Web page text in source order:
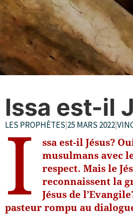
Issa est-il
LES PROPHÈTES 25 MARS 2022
I
ssa est-il Jésus?
musulmans avec
respect. Mais le
reconnaissent la
Jésus de
pasteur rompu au